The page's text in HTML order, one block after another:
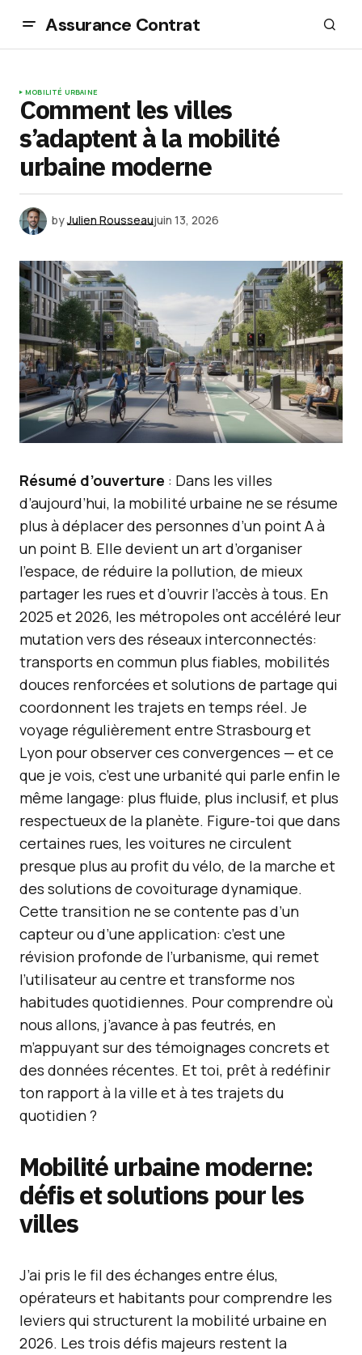
Assurance Contrat
MOBILITÉ URBAINE
Comment les villes
s’adaptent à la mobilité
urbaine moderne
byJulien Rousseaujuin 13, 2026
Résumé d’ouverture : Dans les villes
d’aujourd’hui, la mobilité urbaine ne se résume
plus à déplacer des personnes d’un point A à
un point B. Elle devient un art d’organiser
l’espace, de réduire la pollution, de mieux
partager les rues et d’ouvrir l’accès à tous. En
2025 et 2026, les métropoles ont accéléré leur
mutation vers des réseaux interconnectés:
transports en commun plus fiables, mobilités
douces renforcées et solutions de partage qui
coordonnent les trajets en temps réel. Je
voyage régulièrement entre Strasbourg et
Lyon pour observer ces convergences — et ce
que je vois, c’est une urbanité qui parle enfin le
même langage: plus fluide, plus inclusif, et plus
respectueux de la planète. Figure-toi que dans
certaines rues, les voitures ne circulent
presque plus au profit du vélo, de la marche et
des solutions de covoiturage dynamique.
Cette transition ne se contente pas d’un
capteur ou d’une application: c’est une
révision profonde de l’urbanisme, qui remet
l’utilisateur au centre et transforme nos
habitudes quotidiennes. Pour comprendre où
nous allons, j’avance à pas feutrés, en
m’appuyant sur des témoignages concrets et
des données récentes. Et toi, prêt à redéfinir
ton rapport à la ville et à tes trajets du
quotidien ?
Mobilité urbaine moderne:
défis et solutions pour les
villes
J’ai pris le fil des échanges entre élus,
opérateurs et habitants pour comprendre les
leviers qui structurent la mobilité urbaine en
2026. Les trois défis majeurs restent la